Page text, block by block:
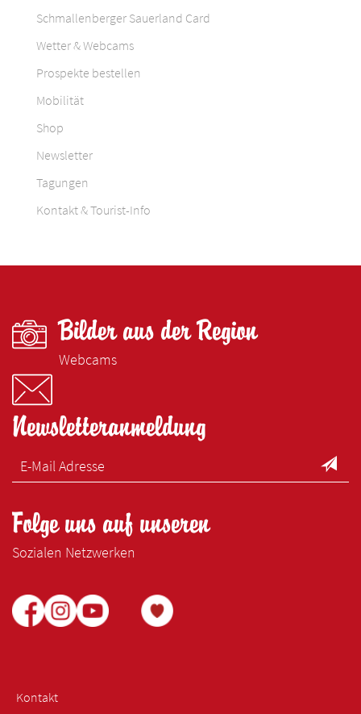
Schmallenberger Sauerland Card
Wetter & Webcams
Prospekte bestellen
Mobilität
Shop
Newsletter
Tagungen
Kontakt & Tourist-Info
Bilder aus der Region
Webcams
Newsletteranmeldung
Folge uns auf unseren
Sozialen Netzwerken
Kontakt